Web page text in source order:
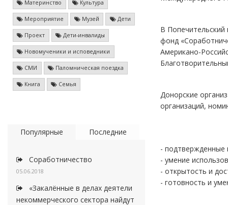
Материнство Культура
Мероприятие Музей Дети
Проект Дети-инвалиды
Новомученики и исповедники
СМИ Паломническая поездка
Книга Семья
Популярные Последние
Соработничество
05.06.2018
«Закалённые в делах деятели
некоммерческого сектора найдут
В Попечительский
фонд
Американо-
Донорские
организаций,
- подтвержденные
- умение
- открытость и
- готовность и